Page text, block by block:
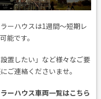
ーハウスは1週間～短期レ
能です。
置したい」など様々なご要
ご連絡くださいませ。
ーハウス車両一覧はこちら